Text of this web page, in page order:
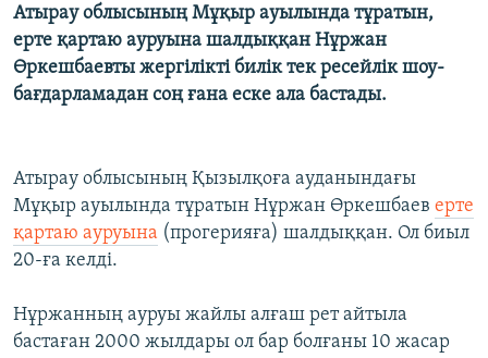
Атырау облысының Мұқыр ауылында тұратын,
ерте қартаю ауруына шалдыққан Нұржан
Өркешбаевты жергілікті билік тек ресейлік шоу-
бағдарламадан соң ғана еске ала бастады.
Атырау облысының Қызылқоға ауданындағы
Мұқыр ауылында тұратын Нұржан Өркешбаев ерте
қартаю ауруына (прогерияға) шалдыққан. Ол биыл
20-ға келді.
Нұржанның ауруы жайлы алғаш рет айтыла
бастаған 2000 жылдары ол бар болғаны 10 жасар